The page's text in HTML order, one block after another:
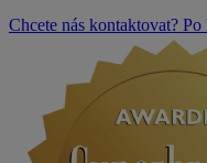
Chcete nás kontaktovat?